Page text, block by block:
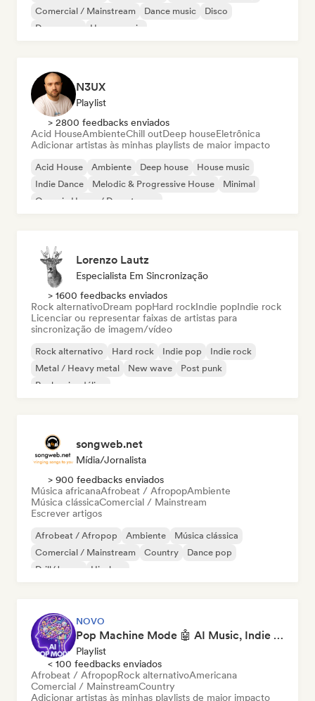
Comercial / Mainstream
Dance music
Disco
Dream pop
House music
N3UX
Playlist
> 2800 feedbacks enviados
Acid HouseAmbienteChill outDeep houseEletrônica
Adicionar artistas às minhas playlists de maior impacto
Acid House Ambiente Deep house
House music
Indie Dance
Melodic & Progressive House
Minimal
Organic House / Downtempo
Lorenzo Lautz
Especialista Em Sincronização
> 1600 feedbacks enviados
Rock alternativoDream popHard rockIndie popIndie rock
Licenciar ou representar faixas de artistas para
sincronização de imagem/vídeo
Rock alternativo Hard rock Indie pop
Indie rock
Metal / Heavy metal
New wave
Post punk
Rock psicodélico
songweb.net
Mídia/Jornalista
> 900 feedbacks enviados
Música africanaAfrobeat / AfropopAmbiente
Música clássicaComercial / Mainstream
Escrever artigos
Afrobeat / Afropop Ambiente
Música clássica
Comercial / Mainstream
Country
Dance pop
Drill/Jersey
Hip-hop
NOVO
Pop Machine Mode 🤖 AI Music, Indie Pop & Dream Pop
Playlist
< 100 feedbacks enviados
Afrobeat / AfropopRock alternativoAmericana
Comercial / MainstreamCountry
Adicionar artistas às minhas playlists de maior impacto